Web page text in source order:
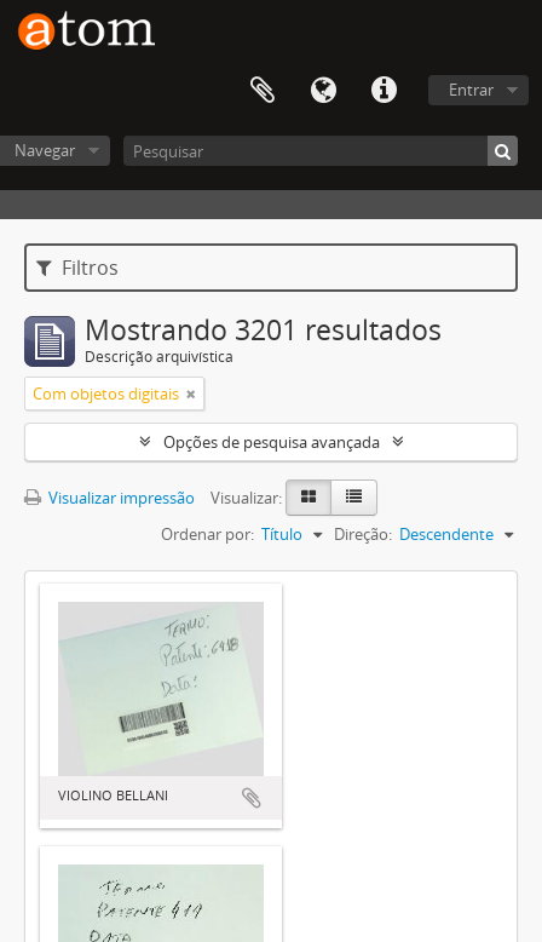
Entrar
Navegar
Filtros
Mostrando 3201 resultados
Descrição arquivística
Com objetos digitais
Opções de pesquisa avançada
Visualizar impressão
Visualizar:
Ordenar por: Título Direção: Descendente
VIOLINO BELLANI